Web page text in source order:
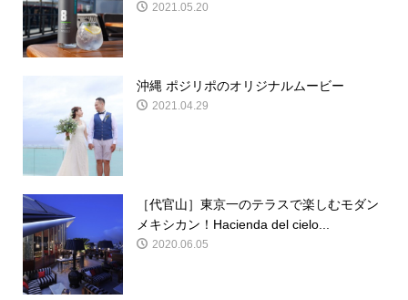
2021.05.20
沖縄 ポジリポのオリジナルムービー
2021.04.29
［代官山］東京一のテラスで楽しむモダン
メキシカン！Hacienda del cielo...
2020.06.05